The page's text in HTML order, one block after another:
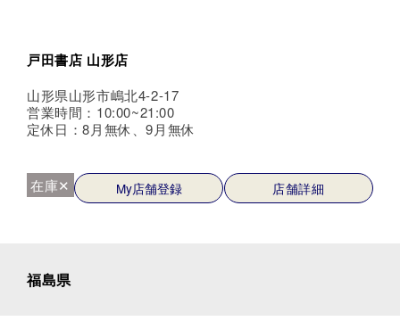
戸田書店 山形店
山形県山形市嶋北4-2-17
営業時間：10:00~21:00
定休日：8月無休、9月無休
在庫✕ My店舗登録 店舗詳細
福島県